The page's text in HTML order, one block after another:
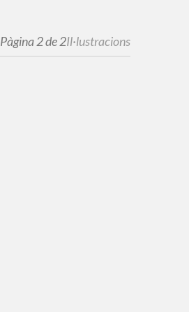
Il·lustracions
Pàgina 2 de 2